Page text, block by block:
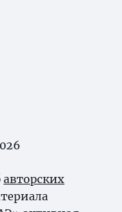
авторских